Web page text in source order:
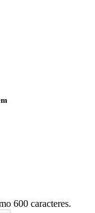
600 caracteres.